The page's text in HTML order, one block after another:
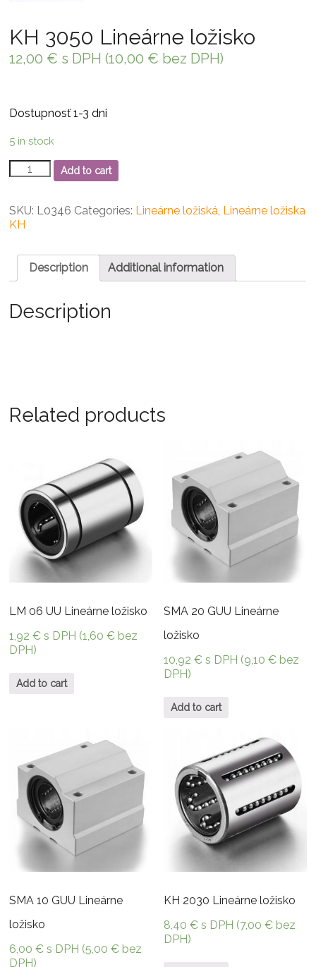
KH 3050 Lineárne ložisko
12,00 € s DPH (10,00 € bez DPH)
Dostupnosť 1-3 dni
5 in stock
3050
ložisko
quantity
Add to cart
SKU: L0346 Categories: Lineárne ložiská, Lineárne ložiska
KH
Description Additional information
Description
Related products
LM 06 UU Lineárne ložisko
1,92€ s DPH (1,60€ bez
DPH)
Add to cart
SMA 20 GUU Lineárne
ložisko
10,92€ s DPH (9,10€ bez
DPH)
Add to cart
SMA 10 GUU Lineárne
ložisko
6,00€ s DPH (5,00€ bez
DPH)
KH 2030 Lineárne ložisko
8,40€ s DPH (7,00€ bez
DPH)